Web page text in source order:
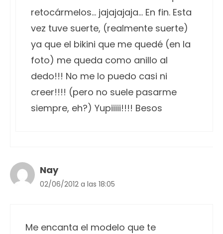
retocármelos… jajajajaja… En fin. Esta
vez tuve suerte, (realmente suerte)
ya que el bikini que me quedé (en la
foto) me queda como anillo al
dedo!!! No me lo puedo casi ni
creer!!!! (pero no suele pasarme
siempre, eh?) Yupiiiii!!!! Besos
Nay
02/06/2012 a las 18:05
Me encanta el modelo que te